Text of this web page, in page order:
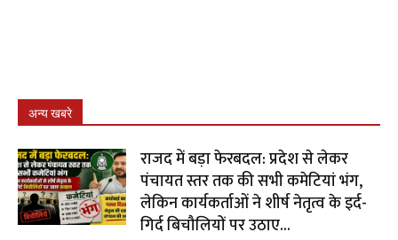
अन्य खबरे
राजद में बड़ा फेरबदल: प्रदेश से लेकर
पंचायत स्तर तक की सभी कमेटियां भंग,
लेकिन कार्यकर्ताओं ने शीर्ष नेतृत्व के इर्द-
गिर्द बिचौलियों पर उठाए...